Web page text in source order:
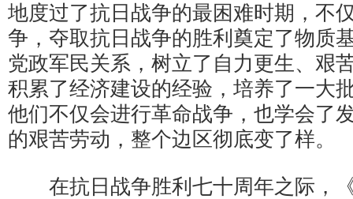
地度过了抗日战争的最困难时期，不
争，夺取抗日战争的胜利奠定了物质
党政军民关系，树立了自力更生、艰
积累了经济建设的经验，培养了一大
他们不仅会进行革命战争，也学会了
的艰苦劳动，整个边区彻底变了样。
在抗日战争胜利七十周年之际，